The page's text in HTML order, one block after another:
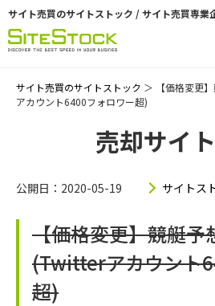
サイト売買のサイトストック / サイト売買専業
サイト売買のサイトストック ＞ 【価格変更
アカウント6400フォロワー超)
売却サイ
公開日：2020-05-19 サイトス
【価格変更】競艇予
(Twitterアカウント
超)